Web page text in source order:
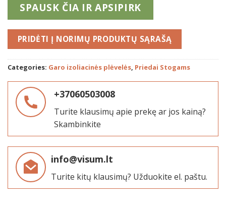
SPAUSK ČIA IR APSIPIRK
PRIDĖTI
Categories: Garo izoliacinės plėvelės, Priedai Stogams
+37060503008
Turite klausimų apie prekę ar jos kainą?
Skambinkite
info@visum.lt
Turite kitų klausimų? Užduokite el. paštu.